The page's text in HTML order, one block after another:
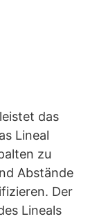
das
Lineal
zu
Abstände
Der
Lineals